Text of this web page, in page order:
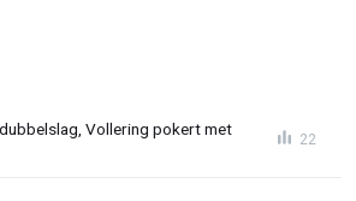
Vollering pokert met
22